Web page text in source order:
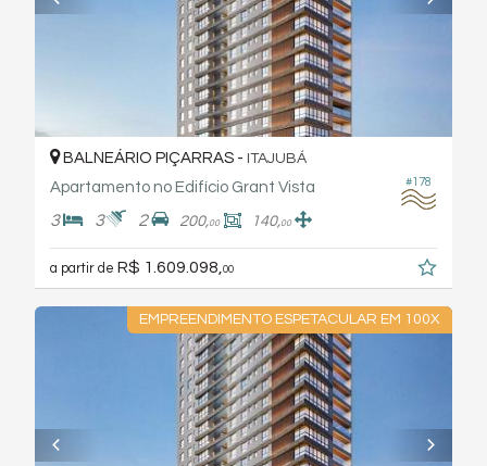
#178
BALNEÁRIO PIÇARRAS - ITAJUBÁ
Apartamento no Edifício Grant Vista
3 3 2 200,00 140,00
a partir de R$ 1.609.098, 00
EMPREENDIMENTO ESPETACULAR EM 100X